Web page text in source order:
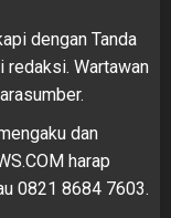
dengan Tanda
redaksi. Wartawan
dan
harap
0821 8684 7603.